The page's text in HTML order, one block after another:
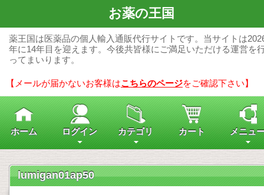
お薬の王国
薬王国は医薬品の個人輸入通販代行サイトです。当サイトは
年に14年目を迎えます。今後共皆様にご満足いただける運営を
ってまいります。
【メールが届かないお客様はこちらのページをご確認下さい】
ホーム ログイン カテゴリ カート メニュ
lumigan01ap50